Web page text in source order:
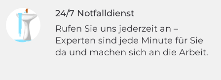
24/7 Notfalldienst
Rufen Sie uns jederzeit an –
Experten sind jede Minute für Sie
da und machen sich an die Arbeit.